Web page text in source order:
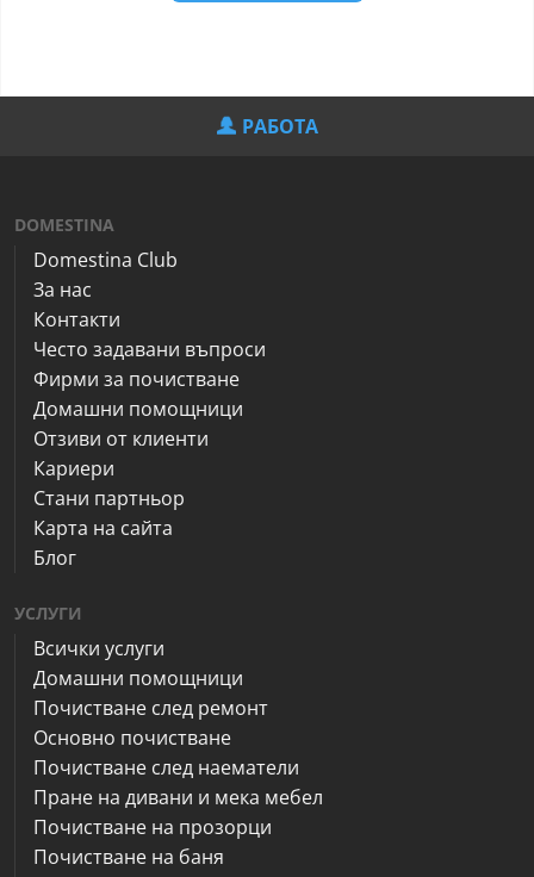
РАБОТА
DOMESTINA
Domestina Club
За нас
Контакти
Често задавани въпроси
Фирми за почистване
Домашни помощници
Отзиви от клиенти
Кариери
Стани партньор
Карта на сайта
Блог
УСЛУГИ
Всички услуги
Домашни помощници
Почистване след ремонт
Основно почистване
Почистване след наематели
Пране на дивани и мека мебел
Почистване на прозорци
Почистване на баня